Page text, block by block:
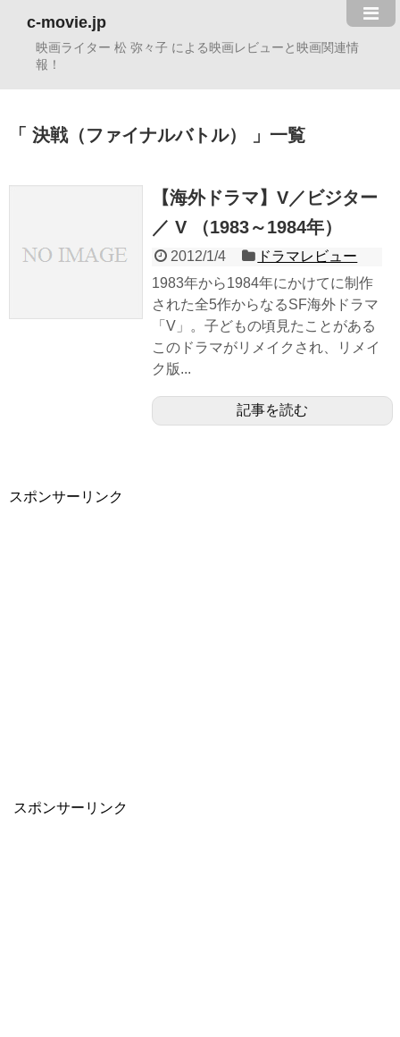
c-movie.jp
映画ライター 松 弥々子 による映画レビューと映画関連情
報！
決戦（ファイナルバトル） 一覧
【海外ドラマ】V／ビジター
／ V （1983～1984年）
2012/1/4
ドラマレビュー
1983年から1984年にかけてに制作
された全5作からなるSF海外ドラマ
「V」。子どもの頃見たことがある
このドラマがリメイクされ、リメイ
ク版...
記事を読む
スポンサーリンク
スポンサーリンク